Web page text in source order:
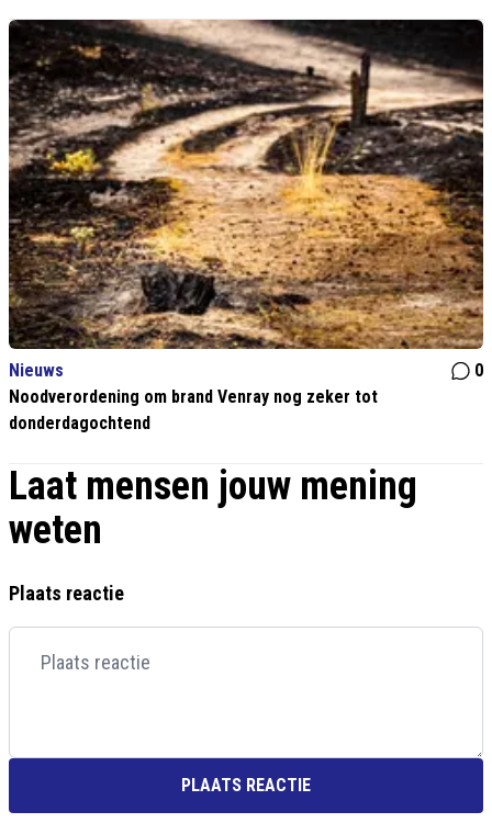
Nieuws
0
Noodverordening om brand Venray nog zeker tot
donderdagochtend
Laat mensen jouw mening
weten
Plaats reactie
PLAATS REACTIE